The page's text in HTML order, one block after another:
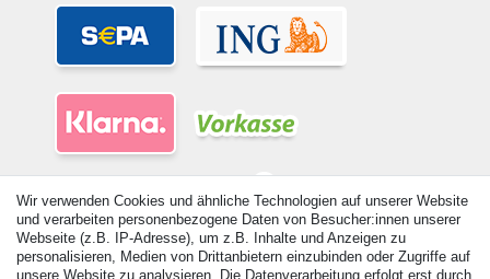
© Copyright 2026 | Alle Rechte vorbehalten. - Alle Rechte vorbehalten.
Wir verwenden Cookies und ähnliche Technologien auf unserer Website
und verarbeiten personenbezogene Daten von Besucher:innen unserer
Webseite (z.B. IP-Adresse), um z.B. Inhalte und Anzeigen zu
personalisieren, Medien von Drittanbietern einzubinden oder Zugriffe auf
unsere Website zu analysieren. Die Datenverarbeitung erfolgt erst durch